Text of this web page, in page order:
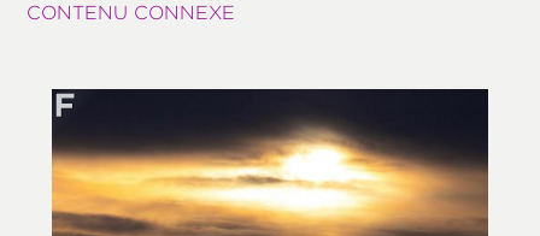
CONTENU CONNEXE